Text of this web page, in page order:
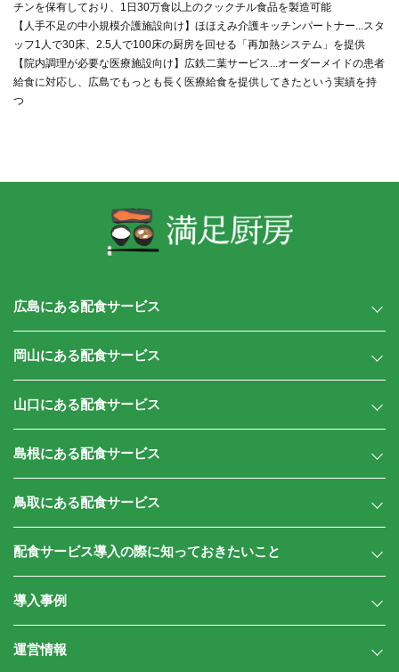
チンを保有しており、1日30万食以上のクックチル食品を製造可能
【人手不足の中小規模介護施設向け】ほほえみ介護キッチンパートナー...スタ
ッフ1人で30床、2.5人で100床の厨房を回せる「再加熱システム」を提供
【院内調理が必要な医療施設向け】広鉄二葉サービス...オーダーメイドの患者
給食に対応し、広島でもっとも長く医療給食を提供してきたという実績を持
つ
広島にある配食サービス
岡山にある配食サービス
山口にある配食サービス
島根にある配食サービス
鳥取にある配食サービス
配食サービス導入の際に知っておきたいこと
導入事例
運営情報